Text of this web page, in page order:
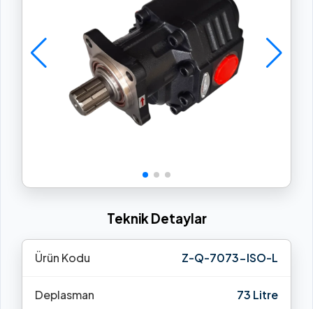
Teknik Detaylar
Ürün Kodu Z-Q-7073-ISO-L
Deplasman 73 Litre